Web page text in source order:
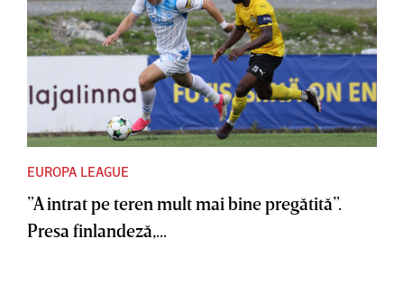
EUROPA LEAGUE
”A intrat pe teren mult mai bine pregătită”.
Presa finlandeză,...